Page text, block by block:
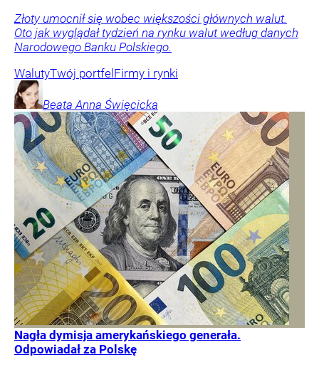
Złoty umocnił się wobec większości głównych walut.
Oto jak wyglądał tydzień na rynku walut według danych
Narodowego Banku Polskiego.
WalutyTwój portfelFirmy i rynki
Beata Anna Święcicka
Nagła dymisja amerykańskiego generała.
Odpowiadał za Polskę